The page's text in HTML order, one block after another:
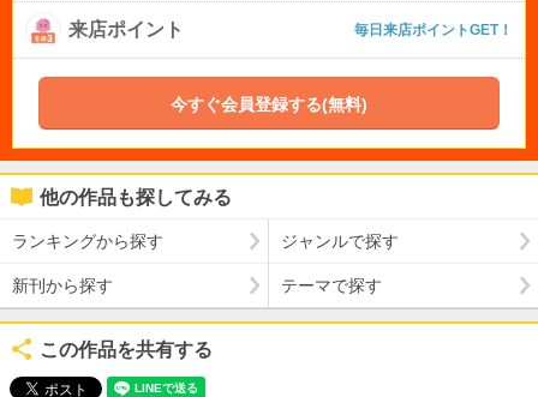
来店ポイント 毎日来店ポイントGET！
今すぐ会員登録する(無料)
他の作品も探してみる
ランキングから探す ジャンルで探す
新刊から探す テーマで探す
この作品を共有する